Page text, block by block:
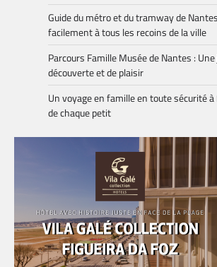
Guide du métro et du tramway de
facilement à tous les recoins de la ville
Parcours Famille Musée de Nantes :
découverte et de plaisir
Un voyage en famille en toute sécurité
de chaque petit